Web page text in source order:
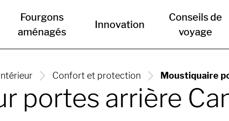
Fourgons
aménagés
Innovation
Conseils de
voyage
Intérieur Confort et protection Moustiquaire
portes arrière